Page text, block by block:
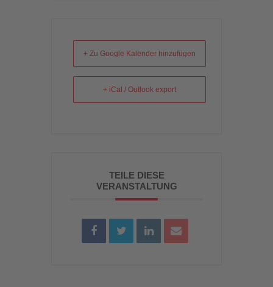
+ Zu Google Kalender hinzufügen
+ iCal / Outlook export
TEILE DIESE
VERANSTALTUNG